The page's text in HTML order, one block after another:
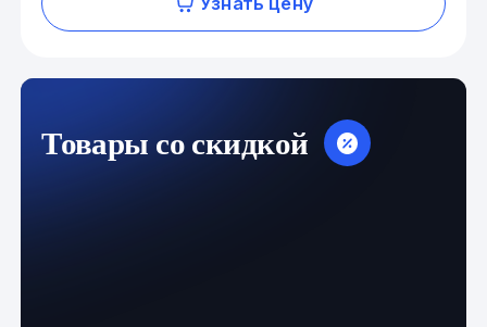
Товары со скидкой